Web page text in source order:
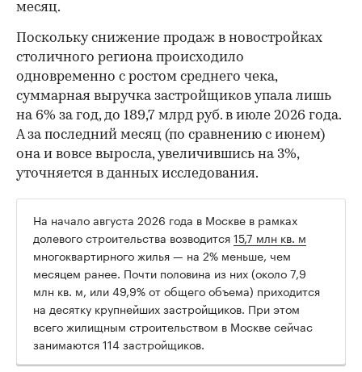
месяц.
Поскольку снижение продаж в новостройках
столичного региона происходило
одновременно с ростом среднего чека,
суммарная выручка застройщиков упала лишь
на 6% за год, до 189,7 млрд руб. в июле 2026 года.
А за последний месяц (по сравнению с июнем)
она и вовсе выросла, увеличившись на 3%,
уточняется в данных исследования.
На начало августа 2026 года в Москве в рамках
долевого строительства возводится15,7 млн кв. м
многоквартирного жилья — на 2% меньше, чем
месяцем ранее. Почти половина из них (около 7,9
млн кв. м, или 49,9% от общего объема) приходится
на десятку крупнейших застройщиков. При этом
всего жилищным строительством в Москве сейчас
занимаются 114 застройщиков.